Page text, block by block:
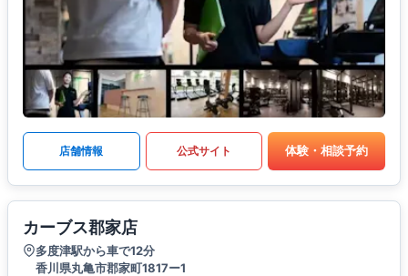
店舗情報 公式サイト 体験・相談予約
カーブス郡家店
多度津駅から車で12分
香川県丸亀市郡家町1817ー1